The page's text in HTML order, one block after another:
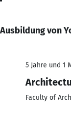
Ausbildung von
5 Jahre und 1
Faculty of